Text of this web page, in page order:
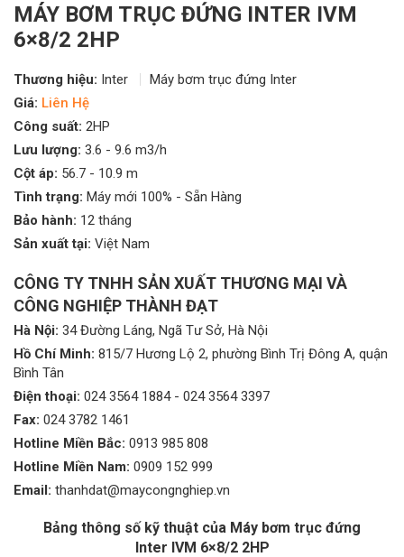
MÁY BƠM TRỤC ĐỨNG INTER IVM
6×8/2 2HP
Thương hiệu: Inter
Máy bơm trục đứng Inter
Giá: Liên Hệ
Công suất: 2HP
Lưu lượng: 3.6 - 9.6 m3/h
Cột áp: 56.7 - 10.9 m
Tình trạng: Máy mới 100% - Sẵn Hàng
Bảo hành: 12 tháng
Sản xuất tại: Việt Nam
CÔNG TY TNHH SẢN XUẤT THƯƠNG MẠI VÀ
CÔNG NGHIỆP THÀNH ĐẠT
Hà Nội: 34 Đường Láng, Ngã Tư Sở, Hà Nội
Hồ Chí Minh: 815/7 Hương Lộ 2, phường Bình Trị Đông A, quận
Bình Tân
Điện thoại: 024 3564 1884- 024 3564 3397
Fax: 024 3782 1461
Hotline Miền Bắc: 0913 985 808
Hotline Miền Nam: 0909 152 999
Email: thanhdat@maycongnghiep.vn
Bảng thông số kỹ thuật của Máy bơm trục đứng
Inter IVM 6×8/2 2HP